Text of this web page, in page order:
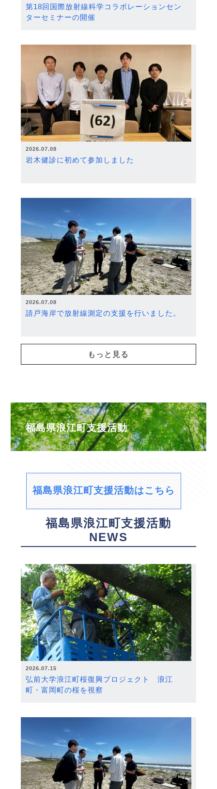
第18回国際放射線科学コラボレーションセン
ターセミナーの開催
2026.07.08
岩木健診に初めて参加しました
2026.07.08
請戸海岸で放射線測定の支援を行いました。
もっと見る
福島県浪江町支援活動
福島県浪江町支援活動はこちら
福島県浪江町支援活動
NEWS
2026.07.15
弘前大学浪江町桜復興プロジェクト 浪江
町・富岡町の桜を視察